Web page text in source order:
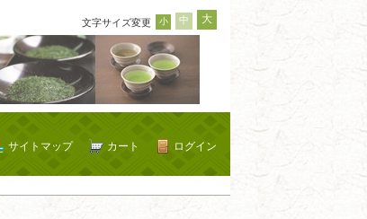
文字サイズ変更 小 中 大
ログイン
カート
サイトマップ